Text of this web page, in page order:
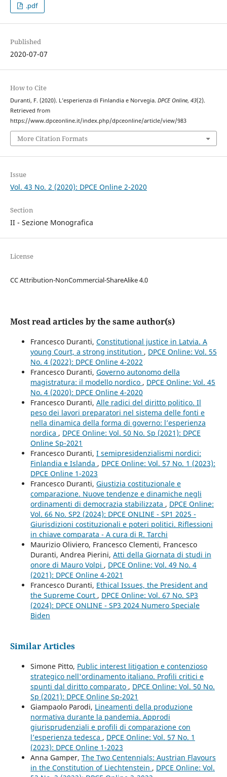
.pdf
Published
2020-07-07
How to Cite
Duranti, F. (2020). L’esperienza di Finlandia e Norvegia. DPCE Online, 43(2).
Retrieved from
https://www.dpceonline.it/index.php/dpceonline/article/view/983
More Citation Formats
Issue
Vol. 43 No. 2 (2020): DPCE Online 2-2020
Section
II - Sezione Monografica
License
CC Attribution-NonCommercial-ShareAlike 4.0
Most read articles by the same author(s)
Francesco Duranti, Constitutional justice in Latvia. A
young Court, a strong institution , DPCE Online: Vol. 55
No. 4 (2022): DPCE Online 4-2022
Francesco Duranti, Governo autonomo della
magistratura: il modello nordico , DPCE Online: Vol. 45
No. 4 (2020): DPCE Online 4-2020
Francesco Duranti, Alle radici del diritto politico. Il
peso dei lavori preparatori nel sistema delle fonti e
nella dinamica della forma di governo: l’esperienza
nordica , DPCE Online: Vol. 50 No. Sp (2021): DPCE
Online Sp-2021
Francesco Duranti, I semipresidenzialismi nordici:
Finlandia e Islanda , DPCE Online: Vol. 57 No. 1 (2023):
DPCE Online 1-2023
Francesco Duranti, Giustizia costituzionale e
comparazione. Nuove tendenze e dinamiche negli
ordinamenti di democrazia stabilizzata , DPCE Online:
Vol. 66 No. SP2 (2024): DPCE ONLINE - SP1 2025 -
Giurisdizioni costituzionali e poteri politici. Riflessioni
in chiave comparata - A cura di R. Tarchi
Maurizio Oliviero, Francesco Clementi, Francesco
Duranti, Andrea Pierini, Atti della Giornata di studi in
onore di Mauro Volpi , DPCE Online: Vol. 49 No. 4
(2021): DPCE Online 4-2021
Francesco Duranti, Ethical Issues, the President and
the Supreme Court , DPCE Online: Vol. 67 No. SP3
(2024): DPCE ONLINE - SP3 2024 Numero Speciale
Biden
Similar Articles
Simone Pitto, Public interest litigation e contenzioso
strategico nell'ordinamento italiano. Profili critici e
spunti dal diritto comparato , DPCE Online: Vol. 50 No.
Sp (2021): DPCE Online Sp-2021
Giampaolo Parodi, Lineamenti della produzione
normativa durante la pandemia. Approdi
giurisprudenziali e profili di comparazione con
l’esperienza tedesca , DPCE Online: Vol. 57 No. 1
(2023): DPCE Online 1-2023
Anna Gamper, The Two Centennials: Austrian Flavours
in the Constitution of Liechtenstein , DPCE Online: Vol.